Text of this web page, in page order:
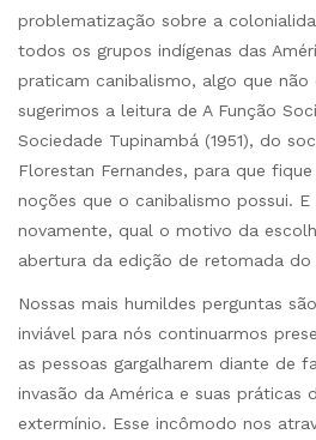
problematização sobre a
todos os grupos indígenas das
praticam canibalismo, algo que não
sugerimos a leitura de A Função
Sociedade Tupinambá (1951), do
Florestan Fernandes, para que
noções que o canibalismo possui.
novamente, qual o motivo da
abertura da edição de retomada do
Nossas mais humildes perguntas
inviável para nós continuarmos
as pessoas gargalharem diante de
invasão da América e suas práticas
extermínio. Esse incômodo nos